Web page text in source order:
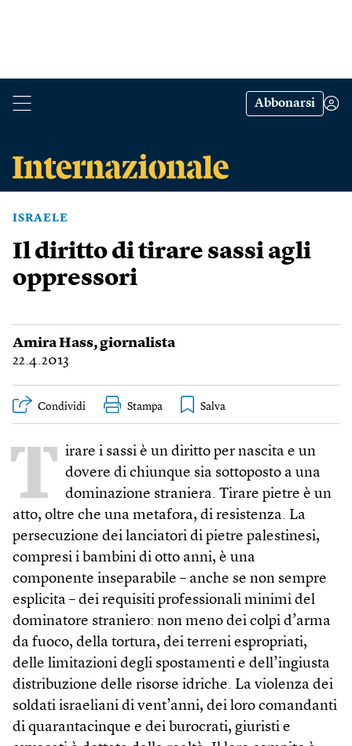
Abbonarsi
ISRAELE
Il diritto di tirare sassi agli
oppressori
Amira Hass, giornalista
22.4.2013
Condividi Stampa
T irare i sassi è un diritto per nascita e un
dovere di chiunque sia sottoposto a una
dominazione straniera. Tirare pietre è un
atto, oltre che una metafora, di resistenza. La
persecuzione dei lanciatori di pietre palestinesi,
compresi i bambini di otto anni, è una
componente inseparabile – anche se non sempre
esplicita – dei requisiti professionali minimi del
dominatore straniero: non meno dei colpi d’arma
da fuoco, della tortura, dei terreni espropriati,
delle limitazioni degli spostamenti e dell’ingiusta
distribuzione delle risorse idriche. La violenza dei
soldati israeliani di vent’anni, dei loro comandanti
di quarantacinque e dei burocrati, giuristi e